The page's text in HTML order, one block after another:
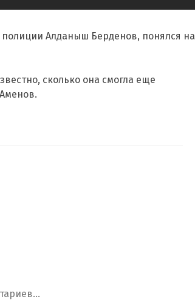
Алданыш Берденов, понялся на
сколько она смогла еще